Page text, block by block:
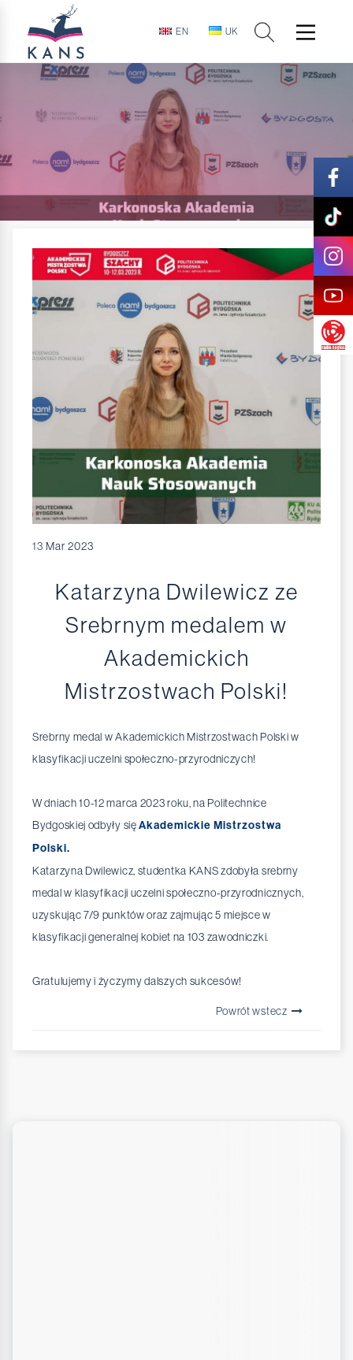
EN UK
13 Mar 2023
Katarzyna Dwilewicz ze
Srebrnym medalem w
Akademickich
Mistrzostwach Polski!
Srebrny medal w Akademickich Mistrzostwach Polski w
klasyfikacji uczelni społeczno-przyrodniczych!
W dniach 10-12 marca 2023 roku, na Politechnice
Bydgoskiej odbyły sięAkademickie Mistrzostwa
Polski.
Katarzyna Dwilewicz, studentka KANS zdobyła srebrny
medal w klasyfikacji uczelni społeczno-przyrodnicznych,
uzyskując 7/9 punktów oraz zajmując 5 miejsce w
klasyfikacji generalnej kobiet na 103 zawodniczki.
Gratulujemy i życzymy dalszych sukcesów!
Powrót wstecz